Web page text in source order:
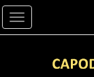
Toggle